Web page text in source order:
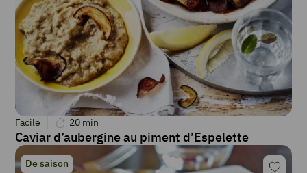
Facile 20 min
Caviar d’aubergine au piment d’Espelette
De saison